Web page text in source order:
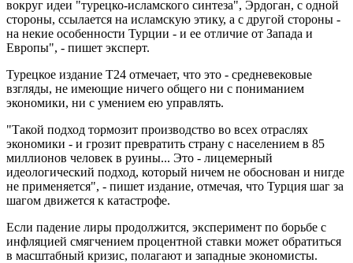
вокруг идеи "турецко-исламского синтеза", Эрдоган, с одной
стороны, ссылается на исламскую этику, а с другой стороны -
на некие особенности Турции - и ее отличие от Запада и
Европы", - пишет эксперт.
Турецкое издание T24 отмечает, что это - средневековые
взгляды, не имеющие ничего общего ни с пониманием
экономики, ни с умением ею управлять.
"Такой подход тормозит производство во всех отраслях
экономики - и грозит превратить страну с населением в 85
миллионов человек в руины... Это - лицемерный
идеологический подход, который ничем не обоснован и нигде
не применяется", - пишет издание, отмечая, что Турция шаг за
шагом движется к катастрофе.
Если падение лиры продолжится, эксперимент по борьбе с
инфляцией смягчением процентной ставки может обратиться
в масштабный кризис, полагают и западные экономисты.